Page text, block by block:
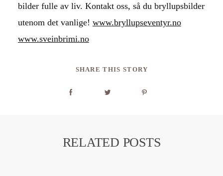
bilder fulle av liv. Kontakt oss, så du bryllupsbilder
utenom det vanlige! www.bryllupseventyr.no
www.sveinbrimi.no
SHARE THIS STORY
RELATED POSTS